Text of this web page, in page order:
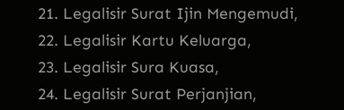
Legalisir Surat Ijin Mengemudi,
Legalisir Kartu Keluarga,
Legalisir Sura Kuasa,
Legalisir Surat Perjanjian,